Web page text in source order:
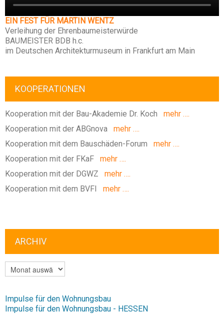
EIN FEST FÜR MARTIN WENTZ
Verleihung der Ehrenbaumeisterwürde
BAUMEISTER BDB h.c.
im Deutschen Architekturmuseum in Frankfurt am Main
KOOPERATIONEN
Kooperation mit der Bau-Akademie Dr. Koch mehr ….
Kooperation mit der ABGnova mehr ….
Kooperation mit dem Bauschäden-Forum mehr ….
Kooperation mit der FKaF mehr ….
Kooperation mit der DGWZ mehr ….
Kooperation mit dem BVFI
mehr ….
ARCHIV
ARCHIV
Impulse für den Wohnungsbau
Impulse für den Wohnungsbau - HESSEN